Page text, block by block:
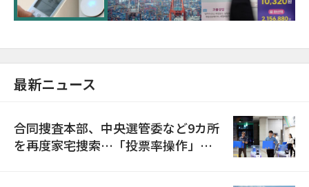
最新ニュース
合同捜査本部、中央選管委など9カ所
を再度家宅捜索…「投票率操作」の